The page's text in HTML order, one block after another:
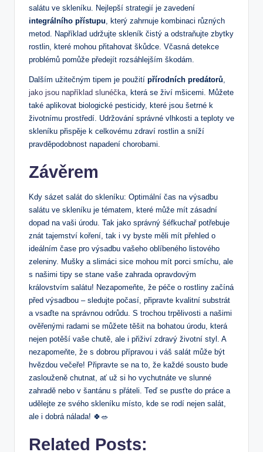
salátu ve skleníku. Nejlepší strategií je zavedení
integrálního přístupu , který zahrnuje kombinaci různých
metod. Například udržujte skleník čistý a odstraňujte zbytky
rostlin, které mohou přitahovat škůdce. Včasná detekce
problémů pomůže předejít rozsáhlejším škodám.
Dalším užitečným tipem je použití přírodních predátorů
jako jsou například slunéčka , která se živí mšicemi. Můžete
také aplikovat biologické pesticidy, které jsou šetrné k
životnímu prostředí. Udržování správné vlhkosti a teploty ve
skleníku přispěje k celkovému zdraví rostlin a sníží
pravděpodobnost napadení chorobami.
Závěrem
Kdy sázet salát do skleníku: Optimální čas na výsadbu
salátu ve skleníku je tématem, které může mít zásadní
dopad na vaši úrodu. Tak jako správný šéfkuchař potřebuje
znát tajemství koření, tak i vy byste měli mít přehled o
ideálním čase pro výsadbu vašeho oblíbeného listového
zeleniny. Mušky a slimáci sice mohou mít porci smíchu, ale
s našimi tipy se stane vaše zahrada opravdovým
královstvím salátu! Nezapomeňte, že péče o rostliny začíná
před výsadbou – sledujte počasí, připravte kvalitní substrát
a vsaďte na správnou odrůdu. S trochou trpělivosti a našimi
ověřenými radami se můžete těšit na bohatou úrodu, která
nejen potěší vaše chutě, ale i přiživí zdravý životní styl. A
nezapomeňte, že s dobrou přípravou i váš salát může být
hvězdou večeře! Připravte se na to, že každé sousto bude
zaslouženě chutnat, ať už si ho vychutnáte ve slunné
zahradě nebo v šantánu s přáteli. Teď se pusťte do práce a
udělejte ze svého skleníku místo, kde se rodí nejen salát,
ale i dobrá nálada! 🍀🥗
Related Posts: